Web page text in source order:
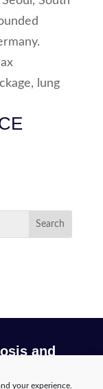
your experience.
lung
and